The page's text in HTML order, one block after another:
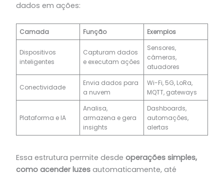
dados em ações:
Camada Função Exemplos
Dispositivos
inteligentes
Capturam dados
e executam ações
Sensores,
câmeras,
atuadores
Conectividade
Envia dados para
a nuvem
Wi-Fi, 5G, LoRa,
MQTT, gateways
Plataforma e IA
Analisa,
armazena e gera
insights
Dashboards,
automações,
alertas
Essa estrutura permite desde operações simples,
como acender luzes automaticamente, até